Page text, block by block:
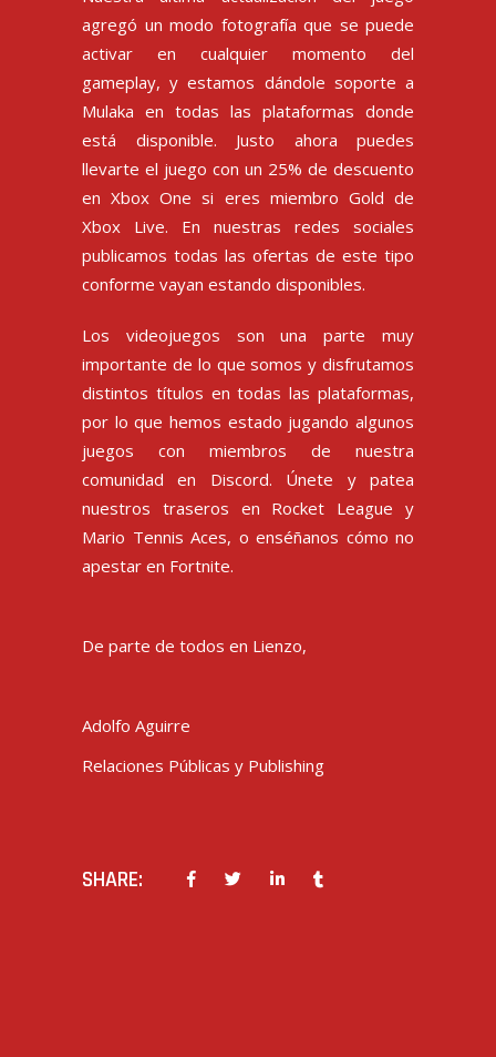
agregó un modo fotografía que se puede
activar en cualquier momento del
gameplay, y estamos dándole soporte a
Mulaka en todas las plataformas donde
está disponible. Justo ahora puedes
llevarte el juego con un 25% de descuento
en Xbox One si eres miembro Gold de
Xbox Live. En nuestras redes sociales
publicamos todas las ofertas de este tipo
conforme vayan estando disponibles.
Los videojuegos son una parte muy
importante de lo que somos y disfrutamos
distintos títulos en todas las plataformas,
por lo que hemos estado jugando algunos
juegos con miembros de nuestra
comunidad en Discord. Únete y patea
nuestros traseros en Rocket League y
Mario Tennis Aces, o enséñanos cómo no
apestar en Fortnite.
De parte de todos en Lienzo,
Adolfo Aguirre
Relaciones Públicas y Publishing
SHARE: